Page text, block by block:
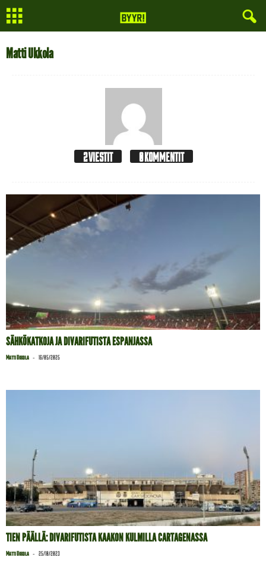
Matti Ukkola
2 VIESTIT 0 KOMMENTIT
SÄHKÖKATKOJA JA DIVARIFUTISTA ESPANJASSA
Matti Ukkola - 16/05/2025
TIEN PÄÄLLÄ: DIVARIFUTISTA KAAKON KULMILLA CARTAGENASSA
Matti Ukkola - 25/10/2023